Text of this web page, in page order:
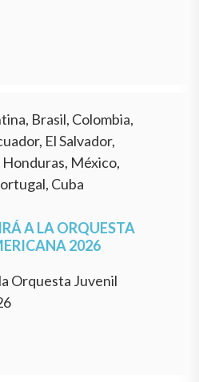
Brasil, Colombia,
El Salvador,
Honduras, México,
Cuba
A LA ORQUESTA
2026
Orquesta Juvenil